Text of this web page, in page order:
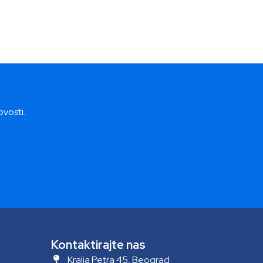
Kontaktirajte nas
Kralja Petra 45, Beograd